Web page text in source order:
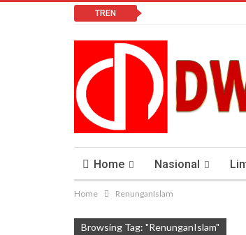
TREN
Home Nasional
Lomba Vlog Cendana News
Home RenunganIslam
Browsing Tag: "RenunganIslam"